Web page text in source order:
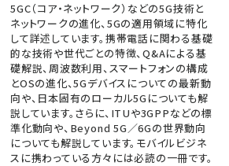
5GC（コア・ネットワーク）などの5G技術と
ネットワークの進化、5Gの適用領域に特化
して詳述しています。携帯電話に関わる基礎
的な技術や世代ごとの特徴、Q&Aによる基
礎解説、周波数利用、スマートフォンの構成
とOSの進化、5Gデバイスについての最新動
向や、日本固有のローカル5Gについても解
説しています。さらに、ITUや3GPPなどの標
準化動向や、Beyond 5G／6Gの世界動向
についても解説しています。モバイルビジネ
スに携わっている方々には必読の一冊です。